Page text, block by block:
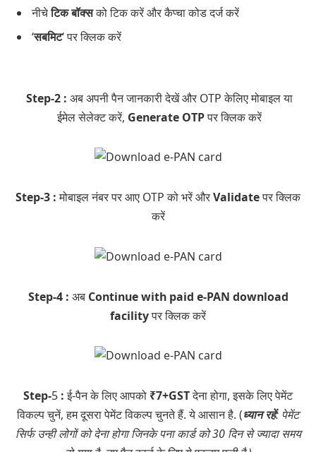
नीचेटिक बॉक्सको टिक करें और कैप्चा कोड दर्ज करें
‘सबमिट‘ पर क्लिक करें
Step-2 : अब अपनी पैन जानकारी देखें और OTP केलिए मोबाइल या
ईमेल सेलेक्ट करें, Generate OTPपर क्लिक करें
Step-3 :मोबाइल नंबर पर आए OTP को भरें औरValidateपर क्लिक
करें
Step-4 : अब Continue with paid e-PAN download
facilityपर क्लिक करें
Step-5 :ई-पैन के लिए आपको ₹7+GSTदेना होगा, इसके लिए पेमेंट
विकल्प चुनें, हम दूसरा पेमेंट विकल्प चुनते हैं. ये आसान है. (ध्यान रहें: पेमेंट
सिर्फ उन्ही लोगों को देना होगा जिनके पना कार्ड को 30 दिन से ज्यादा समय